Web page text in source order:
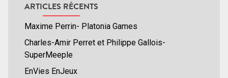
ARTICLES RÉCENTS
Maxime Perrin- Platonia Games
Charles-Amir Perret et Philippe Gallois-
SuperMeeple
EnVies EnJeux